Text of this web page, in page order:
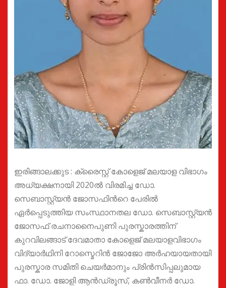
ഇരിങ്ങാലക്കുട : ക്രൈസ്റ്റ് കോളെജ് മലയാള വിഭാഗം
അധ്യക്ഷനായി 2020ല്‍ വിരമിച്ച ഡോ.
സെബാസ്റ്റ്യന്‍ ജോസഫിന്‍റെ പേരിൽ
ഏര്‍പ്പെടുത്തിയ സംസ്ഥാനതല ഡോ. സെബാസ്റ്റ്യന്‍
ജോസഫ് രചനാനൈപുണി പുരസ്കാരത്തിന്
കുറവിലങ്ങാട് ദേവമാതാ കോളെജ് മലയാളവിഭാഗം
വിദ്യാര്‍ഥിനി റോസ്മെറിൻ ജോജോ അര്‍ഹയായതായി
പുരസ്കാര സമിതി ചെയർമാനും പ്രിൻസിപ്പലുമായ
ഫാ. ഡോ. ജോളി ആൻഡ്രൂസ്, കൺവീനർ ഡോ.